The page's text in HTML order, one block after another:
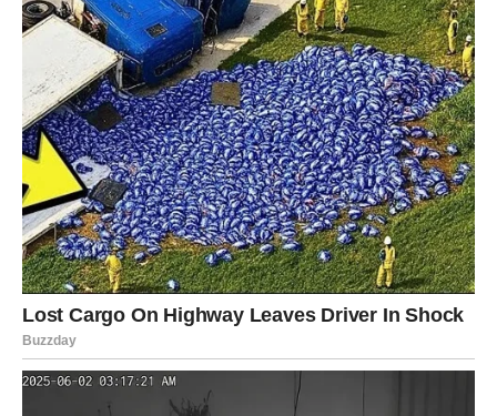
neverovatna energija i osećaj kao da se poznaju čitav
život.
Pored ljubavi, Rakovima stiže i veliki finansijski napredak.
Novac koji su dugo čekali konačno dolazi. Mnogi
pripadnici ovog znaka dobiće poslovnu ponudu koja se
ne odbija. Nekima sledi povećanje plate, a nekima čak
potpuno novi posao koji donosi mnogo bolju zaradu.
Ono što je najvažnije jeste da Rak konačno izlazi iz
perioda tuge. Posle svih suza koje je prolio, univerzum
mu vraća veru u život.
ŠKORPIJA – POMIRENJE KOJE